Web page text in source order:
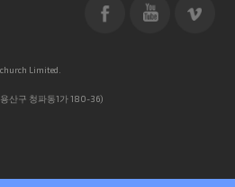
Limited.
산구 청파동1가 180-36)